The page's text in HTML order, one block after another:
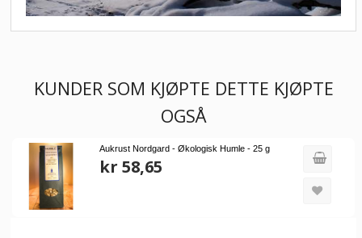
KUNDER SOM KJØPTE DETTE KJØPTE
OGSÅ
Aukrust Nordgard - Økologisk Humle - 25 g
kr 58,65